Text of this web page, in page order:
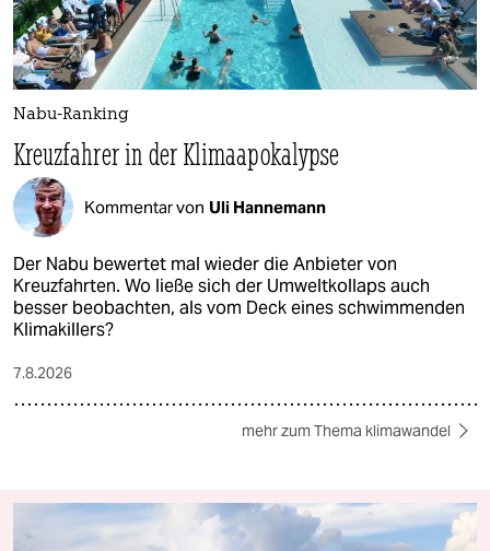
Nabu-Ranking
Kreuzfahrer in der Klimaapokalypse
Kommentar von Uli Hannemann
Der Nabu bewertet mal wieder die Anbieter von
Kreuzfahrten. Wo ließe sich der Umweltkollaps auch
besser beobachten, als vom Deck eines schwimmenden
Klimakillers?
7.8.2026
mehr zum Thema klimawandel